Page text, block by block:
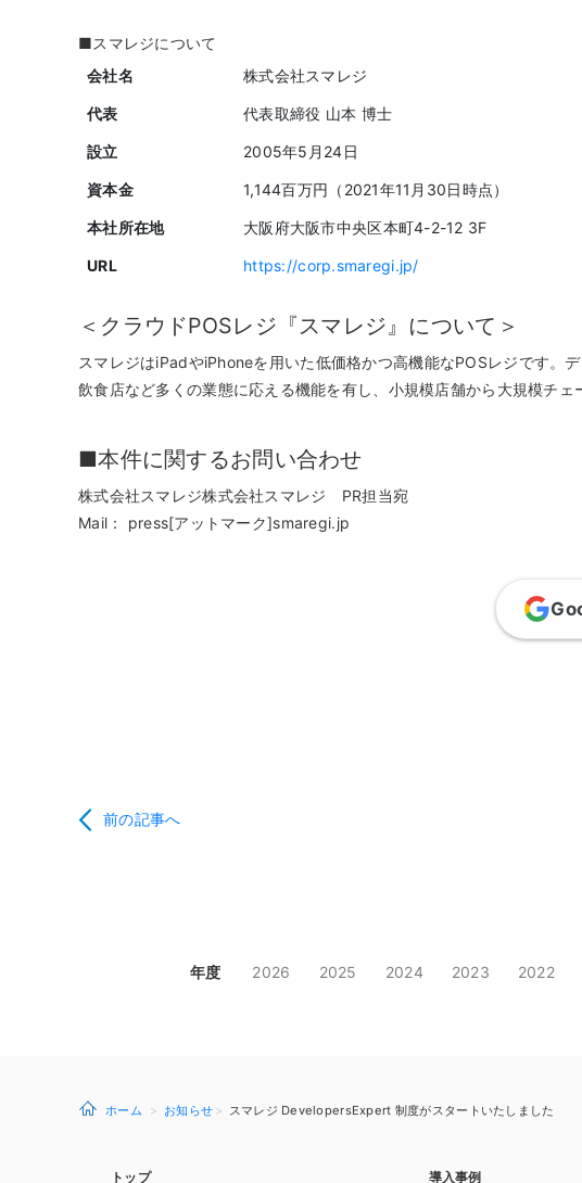
■スマレジについて
会社名
株式会社スマレジ
代表 代表取締役 山本 博士
設立 2005年5月24日
資本金 1,144百万円（2021年11月30日時点）
本社所在地 大阪府大阪市中央区本町4-2-12 3F
URL https://corp.smaregi.jp/
＜クラウドPOSレジ『スマレジ』について＞
スマレジはiPadやiPhoneを用いた低価格かつ高機能なPOSレジです。
飲食店など多くの業態に応える機能を有し、小規模店舗から大規模チ
■本件に関するお問い合わせ
株式会社スマレジ株式会社スマレジ PR担当宛
Mail： press[アットマーク]smaregi.jp
前の記事へ
年度 2026 2025 2024 2023 2022
ホーム お知らせ スマレジ DevelopersExpert 制度がスタートいたしました
トップ 導入事例